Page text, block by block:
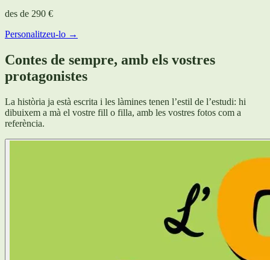
des de 290 €
Personalitzeu-lo →
Contes de sempre, amb els vostres
protagonistes
La història ja està escrita i les làmines tenen l’estil de l’estudi: hi
dibuixem a mà el vostre fill o filla, amb les vostres fotos com a
referència.